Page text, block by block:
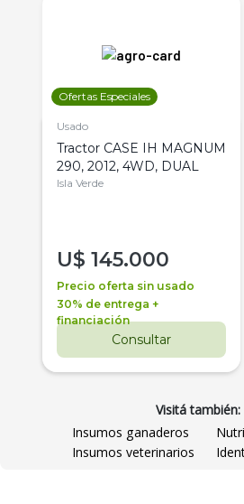
Ofertas Especiales
Usado
Tractor CASE IH MAGNUM
290, 2012, 4WD, DUAL
Isla Verde
U$ 145.000
Precio oferta sin usado
30% de entrega +
financiación
Consultar
Visitá también:
Insumos ganaderos
Insumos veterinarios